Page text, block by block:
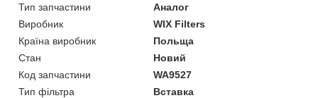
Тип запчастини
Аналог
Виробник
WIX Filters
Країна виробник
Польща
Стан
Новий
Код запчастини
WA9527
Тип фільтра
Вставка